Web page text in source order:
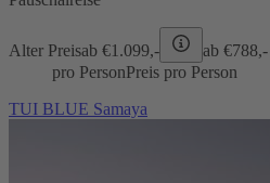
Alter Preisab €1.099,- ab €788,-
pro PersonPreis pro Person
TUI BLUE Samaya